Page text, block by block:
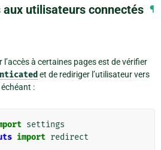
aux utilisateurs connectés ¶
à certaines pages est de vérifier
et de rediriger l’utilisateur vers
:
settings
import redirect